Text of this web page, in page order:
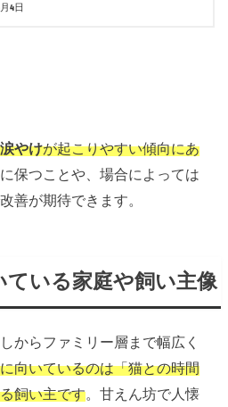
4日
涙やけが起こりやすい傾向にあ
保つことや、場合によっては
善が期待できます。
ている家庭や飼い主像
からファミリー層まで幅広く
向いているのは「猫との時間
飼い主です。甘えん坊で人懐